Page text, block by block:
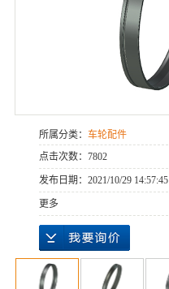
所属分类：车轮配件
点击次数：7802
发布日期：2021/10/29 14:57:45
更多